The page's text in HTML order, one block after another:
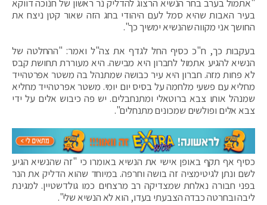
"אתמול בערב בחר הנשיא הרצוג להדליק נר ראשון של חנוכה דווקא
בעיר האבות שהיא סמל לעם היהודי בחג הזה שאור קטן ניצח את
החושך אני מקווה שהנשיא ימשיך כך".
בעקבות כך, ח"כ כסיף החל לגדף את צה"ל ואמר: "ההחלטה של
הנשיא להגיע אתמול לחברון היא מבישה. היא מעוררת תחושת קבס
לא פחות מזה. חברון היא עיר כבושה שמתנהל בה משטר אפרטהייד
מחליא עם פשעי מלחמה על בסיס יום יומי. משטר אפרטהייד מחליא
שמנהל אותו צבא ברוטאלי ומתנחבלים. יש פה כיבוש אלים על ידי
צבא אלים ופולשים שמכונים מתנחלים".
כסיף אף תקף באופן אישי את הנשיא באומרו כי "זה שהנשיא הגיע
לשם ונתן לגיטימציה זה בושה וחרפה. במיוחד שהוא הדליק את הנר
בפני חבורה נאלחת שמצדיקה רב מרצחים כמו גולדשטיין. למגינת
ליבה ובחרטה כבדה הצבעתי בעדו, הוא לא הנשיא שלי".